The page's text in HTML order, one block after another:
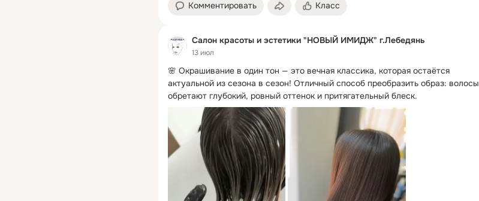
Комментировать Класс
Салон красоты и эстетики "НОВЫЙ ИМИДЖ" г.Лебедянь
13 июл
🌸 Окрашивание в один тон — это вечная классика, которая остаётся
актуальной из сезона в сезон! Отличный способ преобразить образ: волосы
обретают глубокий, ровный оттенок и притягательный блеск.